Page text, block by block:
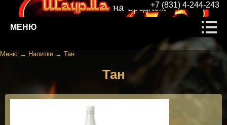
+7 (831) 4-244-243
МЕНЮ
Меню → Напитки → Тан
Тан